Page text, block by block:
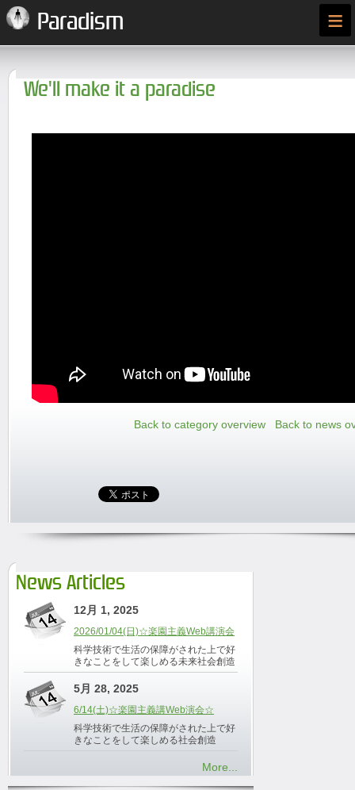
Paradism ≡
We'll make it a paradise
Back to category overview Back to news
News Articles
12月 1, 2025
2026/01/04(日)☆楽園主義Web講演会
科学技術で生活の保障がされた上で好
きなことをして楽しめる未来社会創造
5月 28, 2025
6/14(土)☆楽園主義講Web演会☆
科学技術で生活の保障がされた上で好
きなことをして楽しめる社会創造
More...